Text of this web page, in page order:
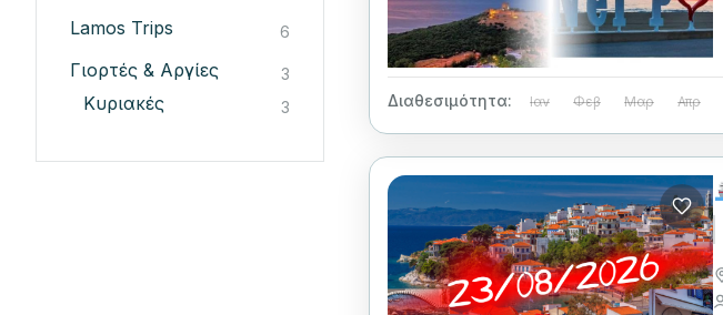
Lamos Trips 6
Γιορτές & Αργίες 3
Κυριακές 3 Διαθεσιμότητα: Ιαν Φεβ Μαρ Απρ